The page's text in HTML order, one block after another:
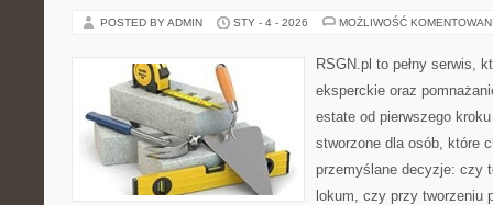
POSTED BY ADMIN STY - 4 - 2026 MOŻLIWOŚĆ
RSGN.pl to pełny serwis,
eksperckie oraz
estate od pierwszego
stworzone dla osób, które
przemyślane decyzje: czy
lokum, czy przy tworzeniu